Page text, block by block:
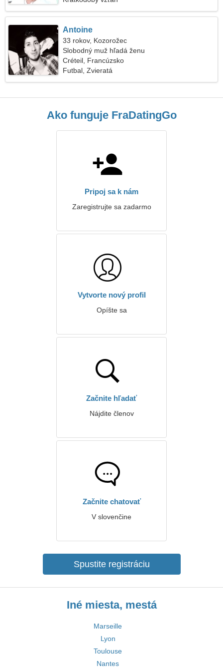
Antoine
33 rokov, Kozorožec
Slobodný muž hľadá ženu
Créteil, Francúzsko
Futbal, Zvieratá
Ako funguje FraDatingGo
Pripoj sa k nám
Zaregistrujte sa zadarmo
Vytvorte nový profil
Opíšte sa
Začnite hľadať
Nájdite členov
Začnite chatovať
V slovenčine
Spustite registráciu
Iné miesta, mestá
Marseille
Lyon
Toulouse
Nantes